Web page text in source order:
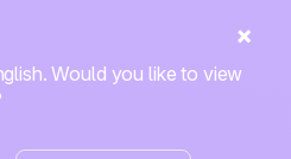
Would you like to view